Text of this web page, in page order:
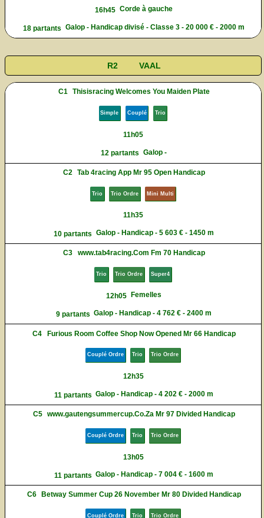
16h45 Corde à gauche
18 partants Galop - Handicap divisé - Classe 3 - 20 000 € - 2000 m
R2 VAAL
C1 Thisisracing Welcomes You Maiden Plate
Simple Couplé Trio
11h05
12 partants Galop -
C2 Tab 4racing App Mr 95 Open Handicap
Trio Trio Ordre Mini Multi
11h35
10 partants Galop - Handicap - 5 603 € - 1450 m
C3 www.tab4racing.Com Fm 70 Handicap
Trio Trio Ordre Super4
12h05 Femelles
9 partants Galop - Handicap - 4 762 € - 2400 m
C4 Furious Room Coffee Shop Now Opened Mr 66 Handicap
Couplé Ordre Trio Trio Ordre
12h35
11 partants Galop - Handicap - 4 202 € - 2000 m
C5 www.gautengsummercup.Co.Za Mr 97 Divided Handicap
Couplé Ordre Trio Trio Ordre
13h05
11 partants Galop - Handicap - 7 004 € - 1600 m
C6 Betway Summer Cup 26 November Mr 80 Divided Handicap
Couplé Ordre Trio Trio Ordre